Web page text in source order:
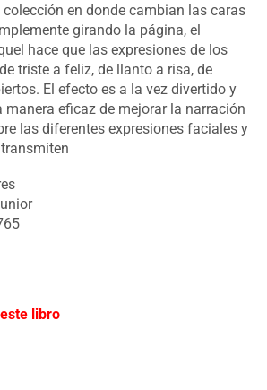
en donde cambian las caras
girando la página, el
hace que las expresiones de los
triste a feliz, de llanto a risa, de
El efecto es a la vez divertido y
manera eficaz de mejorar la narración
las diferentes expresiones faciales y
libro